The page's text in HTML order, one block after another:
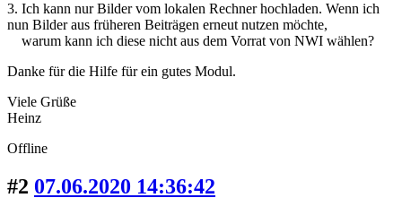
3. Ich kann nur Bilder vom lokalen Rechner hochladen. Wenn ich
nun Bilder aus früheren Beiträgen erneut nutzen möchte,
warum kann ich diese nicht aus dem Vorrat von NWI wählen?
Danke für die Hilfe für ein gutes Modul.
Viele Grüße
Heinz
Offline
#2 07.06.2020 14:36:42